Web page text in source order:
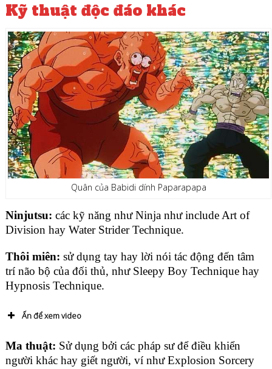
Kỹ thuật độc đáo khác
Quân của Babidi dính Paparapapa
Ninjutsu: các kỹ năng như Ninja như include Art of
Division hay Water Strider Technique.
Thôi miên: sử dụng tay hay lời nói tác động đến tâm
trí não bộ của đối thủ, như Sleepy Boy Technique hay
Hypnosis Technique.
Ấn để xem video
Ma thuật: Sử dụng bởi các pháp sư để điều khiển
người khác hay giết người, ví như Explosion Sorcery